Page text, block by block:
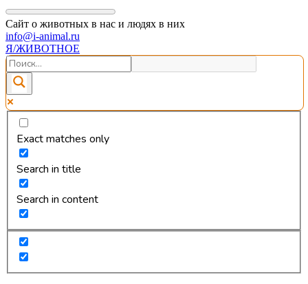
Сайт о животных в нас и людях в них
info@i-animal.ru
Я/ЖИВОТНОЕ
Exact matches only
Search in title
Search in content